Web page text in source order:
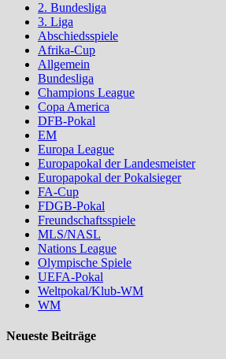
2. Bundesliga
3. Liga
Abschiedsspiele
Afrika-Cup
Allgemein
Bundesliga
Champions League
Copa America
DFB-Pokal
EM
Europa League
Europapokal der Landesmeister
Europapokal der Pokalsieger
FA-Cup
FDGB-Pokal
Freundschaftsspiele
MLS/NASL
Nations League
Olympische Spiele
UEFA-Pokal
Weltpokal/Klub-WM
WM
Neueste Beiträge